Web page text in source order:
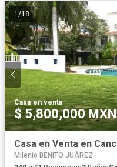
1 /18
Casa·en venta
$ 5,800,000 MXN
Milenio BENITO JUÁREZ